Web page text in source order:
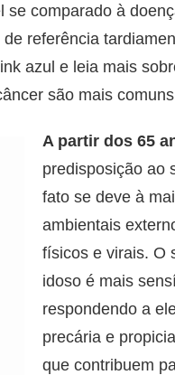
comparado à
referência
azul e leia mais
são mais
A partir dos 65
predisposição ao
fato se deve à
ambientais
físicos e virais. O
idoso é mais
respondendo a
precária e
que contribuem